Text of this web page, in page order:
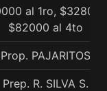
al 1ro,
$82000 al 4to
Prop. PAJARITOS
Prep. R. SILVA S.